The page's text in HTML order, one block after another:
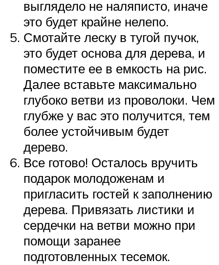
выглядело не наляписто, иначе
это будет крайне нелепо.
Смотайте леску в тугой пучок,
это будет основа для дерева, и
поместите ее в емкость на рис.
Далее вставьте максимально
глубоко ветви из проволоки. Чем
глубже у вас это получится, тем
более устойчивым будет
дерево.
Все готово! Осталось вручить
подарок молодоженам и
пригласить гостей к заполнению
дерева. Привязать листики и
сердечки на ветви можно при
помощи заранее
подготовленных тесемок.